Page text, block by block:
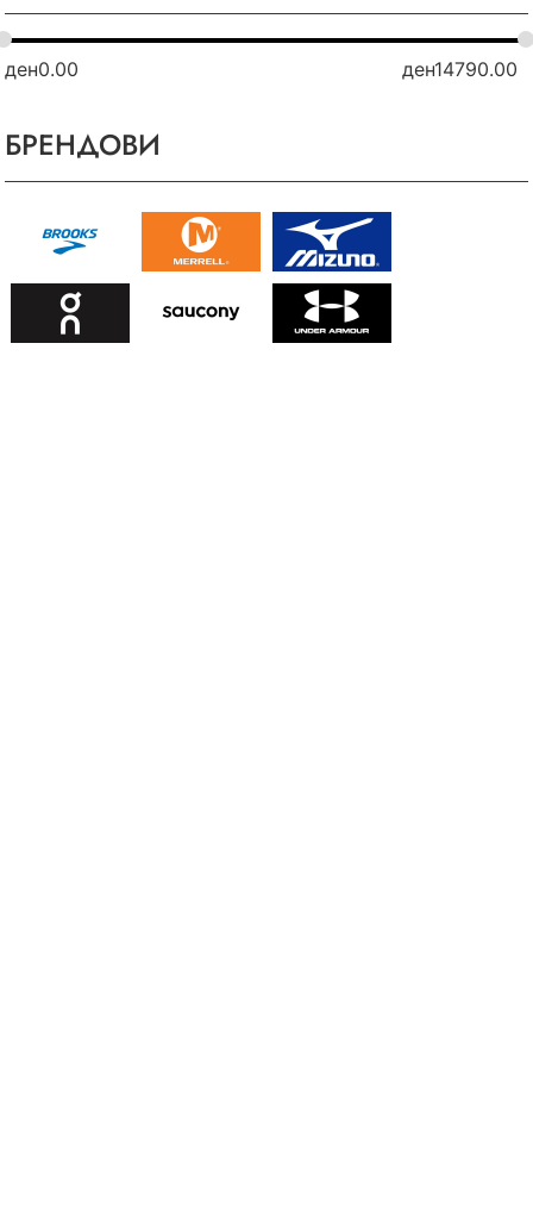
ден0.00 ден14790.00
БРЕНДОВИ